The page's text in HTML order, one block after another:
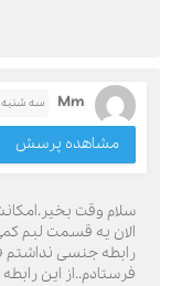
Mm سه شنبه ۶ آبان ۴( 9 ماه پیش)
مشاهده پرسش
سلام وقت
الان یه قسمت لبم
رابطه جنسی
فرستادم..از این رابطه هم ۱ ماه تقریبا